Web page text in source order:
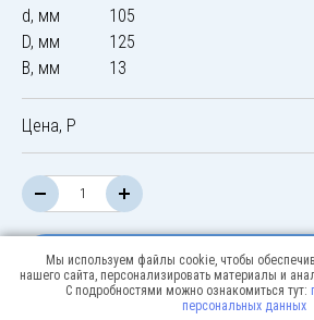
d, мм
105
D, мм
125
B, мм
13
Цена, Р
В корзину
Мы используем файлы cookie, чтобы
нашего сайта, персонализировать материалы и
С подробностями можно ознакомиться тут:
персональных данных